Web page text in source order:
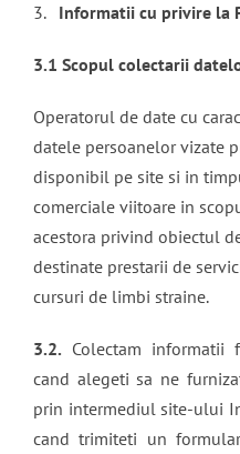
3. Informatii cu privire la
3.1 Scopul colectarii
Operatorul de date cu
datele persoanelor vizate
disponibil pe site si in
comerciale viitoare in
acestora privind obiectul
destinate prestarii de
cursuri de limbi straine.
3.2. Colectam informatii
cand alegeti sa ne
prin intermediul site-ului
cand trimiteti un